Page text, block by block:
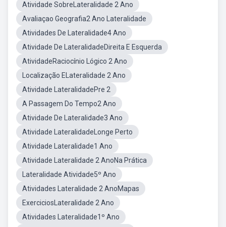
Atividade SobreLateralidade 2 Ano
Avaliaçao Geografia2 Ano Lateralidade
Atividades De Lateralidade4 Ano
Atividade De LateralidadeDireita E Esquerda
AtividadeRaciocínio Lógico 2 Ano
Localização ELateralidade 2 Ano
Atividade LateralidadePre 2
A Passagem Do Tempo2 Ano
Atividade De Lateralidade3 Ano
Atividade LateralidadeLonge Perto
Atividade Lateralidade1 Ano
Atividade Lateralidade 2 AnoNa Prática
Lateralidade Atividade5º Ano
Atividades Lateralidade 2 AnoMapas
ExerciciosLateralidade 2 Ano
Atividades Lateralidade1º Ano